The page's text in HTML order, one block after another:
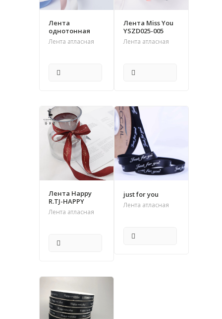
Лента
однотонная
Лента атласная
Лента Miss You
YSZD025-005
Лента атласная
Лента Happy
R.TJ-HAPPY
Лента атласная
just for you
Лента атласная